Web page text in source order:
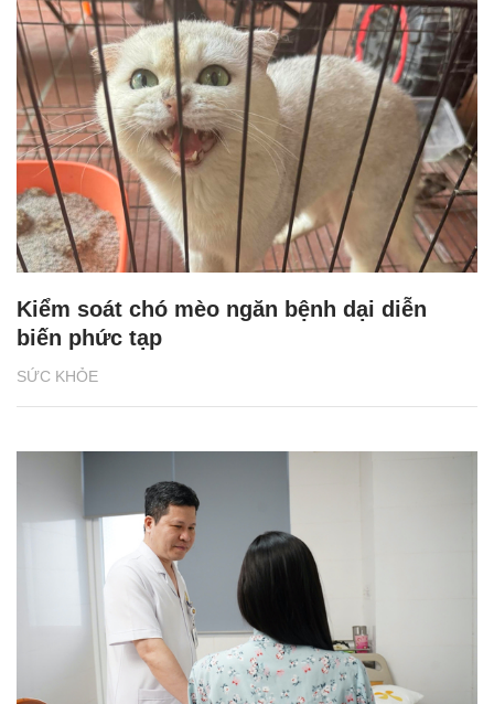
SỨC KHỎE
Kiểm soát chó mèo ngăn bệnh dại diễn
biến phức tạp